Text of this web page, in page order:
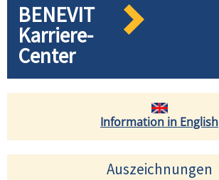
BENEVIT
Karriere-
Center
Information in English
Auszeichnungen